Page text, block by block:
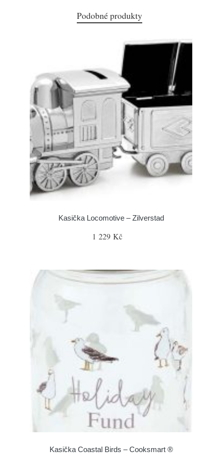
Podobné produkty
Kasička Locomotive – Zilverstad
1 229 Kč
Kasička Coastal Birds – Cooksmart ®